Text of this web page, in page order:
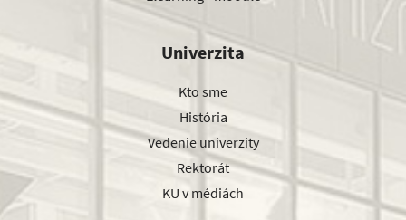
Univerzita
Kto sme
História
Vedenie univerzity
Rektorát
KU v médiách